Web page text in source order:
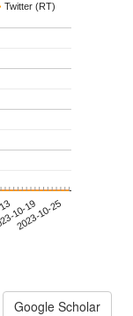
Twitter (RT)
10-19
2023-10-25
Google Scholar